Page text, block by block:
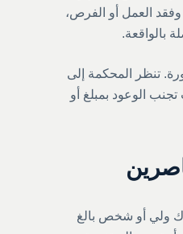
وفقد العمل أو الفرص،
بالواقعة.
تنظر المحكمة إلى
الوعود بمبلغ أو
ولي أو شخص بالغ